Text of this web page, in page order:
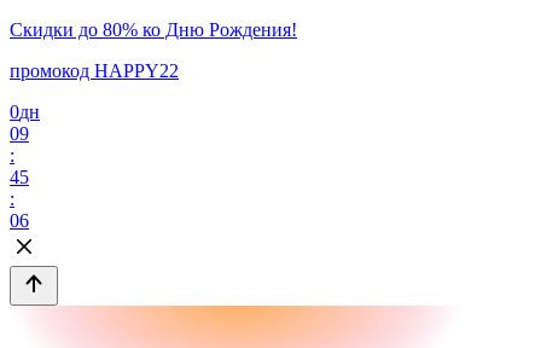
Скидки до 80% ко Дню Рождения!
промокод HAPPY22
0дн
09
:
45
:
06